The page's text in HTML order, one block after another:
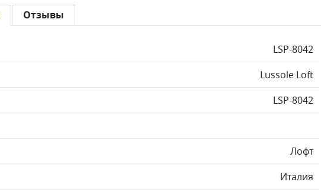
LSP-8042
Lussole Loft
LSP-8042
Лофт
Италия
Отзывы